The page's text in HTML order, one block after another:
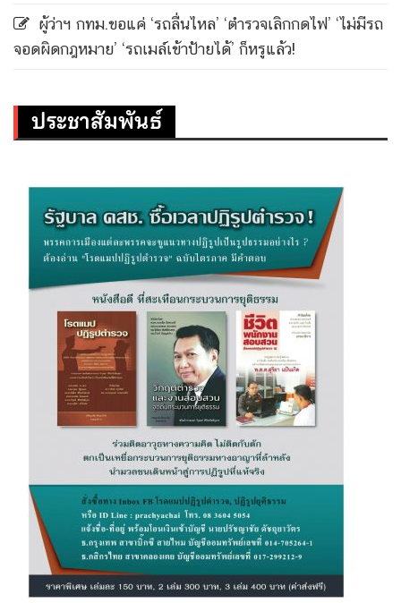
ผู้ว่าฯ กทม.ขอแค่ ‘รถลื่นไหล’ ‘ตำรวจเลิกกดไฟ’ ‘ไม่มีรถ
จอดผิดกฎหมาย’ ‘รถเมล์เข้าป้ายได้’ ก็หรูแล้ว!
ประชาสัมพันธ์